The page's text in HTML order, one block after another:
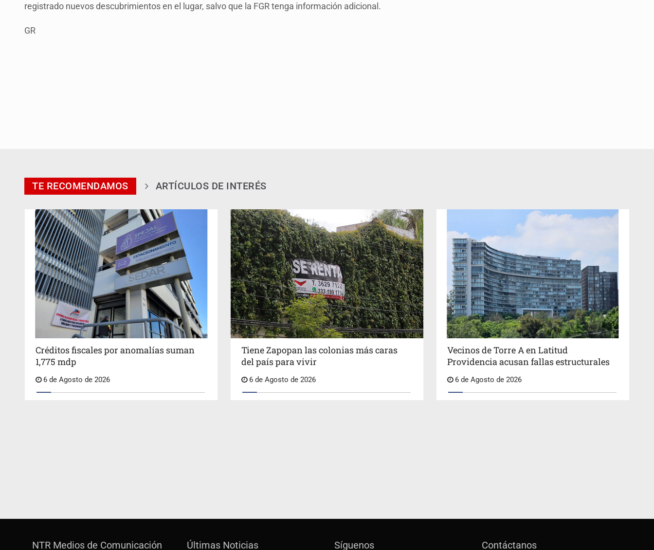
registrado nuevos descubrimientos en el lugar, salvo que la FGR tenga información adicional.
GR
TE RECOMENDAMOS ARTÍCULOS DE INTERÉS
Créditos fiscales por anomalías suman
1,775 mdp
6 de Agosto de 2026
Tiene Zapopan las colonias más caras
del país para vivir
6 de Agosto de 2026
Vecinos de Torre A en Latitud
Providencia acusan fallas estructurales
6 de Agosto de 2026
NTR Medios de Comunicación Últimas Noticias Síguenos Contáctanos